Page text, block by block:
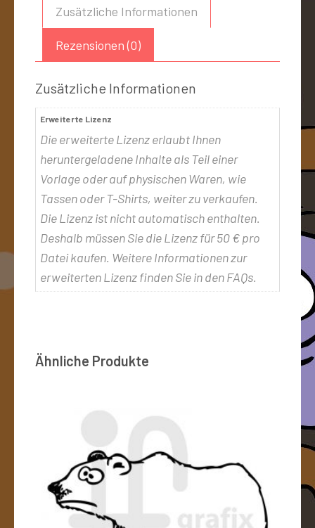
Zusätzliche Informationen
Rezensionen (0)
Zusätzliche Informationen
Erweiterte Lizenz
Die erweiterte Lizenz erlaubt Ihnen
heruntergeladene Inhalte als Teil einer
Vorlage oder auf physischen Waren, wie
Tassen oder T-Shirts, weiter zu verkaufen.
Die Lizenz ist nicht automatisch enthalten.
Deshalb müssen Sie die Lizenz für 50 € pro
Datei kaufen. Weitere Informationen zur
erweiterten Lizenz finden Sie in den FAQs.
Ähnliche Produkte